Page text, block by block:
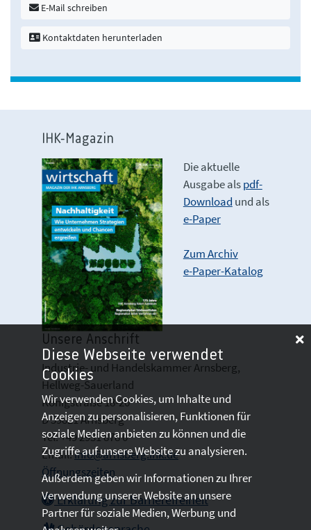
E-Mail schreiben
Kontaktdaten herunterladen
IHK-Magazin
Die aktuelle
Ausgabe alspdf-
Download und als
e-Paper
Zum Archiv
e-Paper-Katalog
Unsere Anschrift
Industrie- und Handelskammer Arnsberg,
Hellweg-Sauerland
Königstraße 18-20
D 59821 Arnsberg
Tel: +49 2931 878 0
Email:info@arnsberg.ihk.de
Öffnungszeiten
Erklärung zur Barrierefreiheit
Diese Webseite verwendet
Cookies
Wir verwenden Cookies, um Inhalte und
Anzeigen zu personalisieren, Funktionen für
soziale Medien anbieten zu können und die
Zugriffe auf unsere Website zu analysieren.
Außerdem geben wir Informationen zu Ihrer
Verwendung unserer Website an unsere
Partner für soziale Medien, Werbung und